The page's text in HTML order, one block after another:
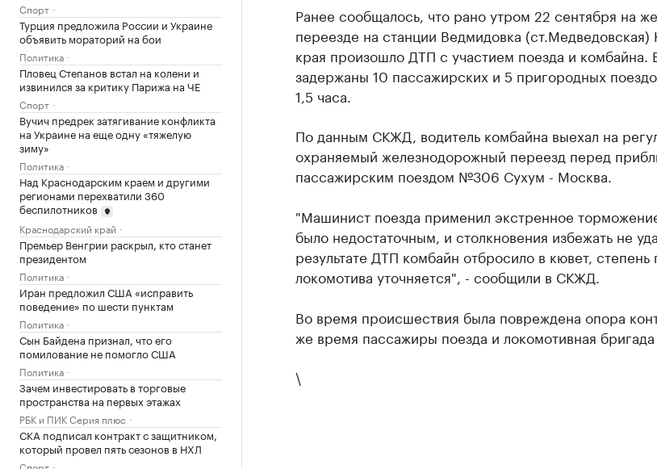
Спорт
Турция предложила России и Украине
объявить мораторий на бои
Политика
Пловец Степанов встал на колени и
извинился за критику Парижа на ЧЕ
Спорт
Вучич предрек затягивание конфликта
на Украине на еще одну «тяжелую
зиму»
Политика
Над Краснодарским краем и другими
регионами перехватили 360
беспилотников
Краснодарский край
Премьер Венгрии раскрыл, кто станет
президентом
Политика
Иран предложил США «исправить
поведение» по шести пунктам
Политика
Сын Байдена признал, что его
помилование не помогло США
Политика
Зачем инвестировать в торговые
пространства на первых этажах
РБК и ПИК Серия плюс
СКА подписал контракт с защитником,
который провел пять сезонов в НХЛ
Спорт
Ранее сообщалось, что рано утром 22 сентября на
переезде на станции Ведмидовка (ст.Медведовская)
края произошло ДТП с участием поезда и комбайна.
задержаны 10 пассажирских и 5 пригородных
1,5 часа.
По данным СКЖД, водитель комбайна выехал на
охраняемый железнодорожный переезд перед
пассажирским поездом №306 Сухум - Москва.
"Машинист поезда применил экстренное
было недостаточным, и столкновения избежать не
результате ДТП комбайн отбросило в кювет,
локомотива уточняется", - сообщили в СКЖД.
Во время происшествия была повреждена опора
же время пассажиры поезда и локомотивная бригада
\